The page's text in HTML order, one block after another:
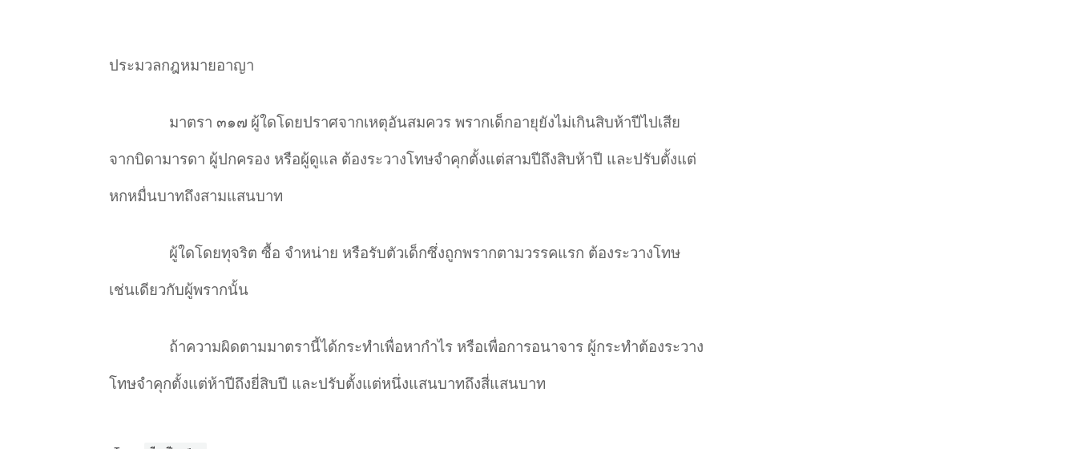
ประมวลกฎหมายอาญา
มาตรา ๓๑๗ ผู้ใดโดยปราศจากเหตุอันสมควร พรากเด็กอายุยังไม่เกินสิบห้าปีไปเสีย
จากบิดามารดา ผู้ปกครอง หรือผู้ดูแล ต้องระวางโทษจำคุกตั้งแต่สามปีถึงสิบห้าปี และปรับตั้งแต่
หกหมื่นบาทถึงสามแสนบาท
ผู้ใดโดยทุจริต ซื้อ จำหน่าย หรือรับตัวเด็กซึ่งถูกพรากตามวรรคแรก ต้องระวางโทษ
เช่นเดียวกับผู้พรากนั้น
ถ้าความผิดตามมาตรานี้ได้กระทำเพื่อหากำไร หรือเพื่อการอนาจาร ผู้กระทำต้องระวาง
โทษจำคุกตั้งแต่ห้าปีถึงยี่สิบปี และปรับตั้งแต่หนึ่งแสนบาทถึงสี่แสนบาท